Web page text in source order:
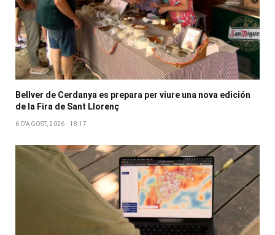
Bellver de Cerdanya es prepara per viure una nova edición
de la Fira de Sant Llorenç
6 D'AGOST, 2026 - 18:17